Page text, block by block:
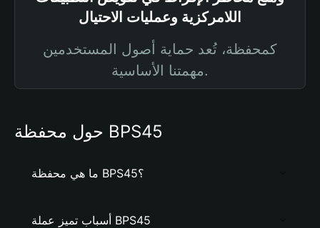
اللامركزية وعمليات الاحتيال
كمحفظة، تُعد حماية أصول المستخدمين
مهمتنا الأساسية.
حول محفظة BPS45
ما هي محفظة BPS45؟
أسباب تميز عملة BPS45